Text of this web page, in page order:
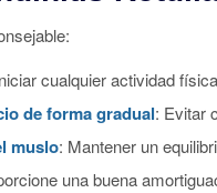
cualquier actividad
de forma gradual: Evitar
muslo: Mantener un
una buena